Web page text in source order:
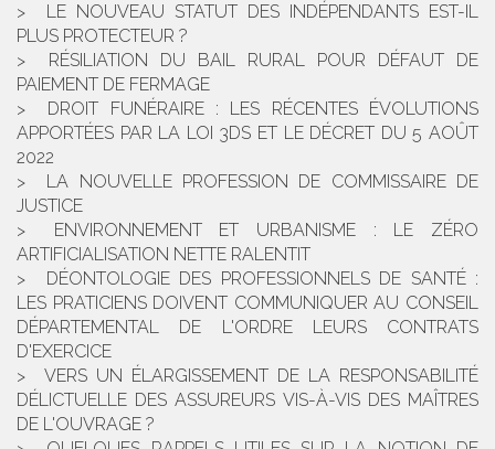
LE NOUVEAU STATUT DES INDÉPENDANTS EST-IL
PLUS PROTECTEUR ?
RÉSILIATION DU BAIL RURAL POUR DÉFAUT DE
PAIEMENT DE FERMAGE
DROIT FUNÉRAIRE : LES RÉCENTES ÉVOLUTIONS
APPORTÉES PAR LA LOI 3DS ET LE DÉCRET DU 5 AOÛT
2022
LA NOUVELLE PROFESSION DE COMMISSAIRE DE
JUSTICE
ENVIRONNEMENT ET URBANISME : LE ZÉRO
ARTIFICIALISATION NETTE RALENTIT
DÉONTOLOGIE DES PROFESSIONNELS DE SANTÉ :
LES PRATICIENS DOIVENT COMMUNIQUER AU CONSEIL
DÉPARTEMENTAL DE L'ORDRE LEURS CONTRATS
D'EXERCICE
VERS UN ÉLARGISSEMENT DE LA RESPONSABILITÉ
DÉLICTUELLE DES ASSUREURS VIS-À-VIS DES MAÎTRES
DE L'OUVRAGE ?